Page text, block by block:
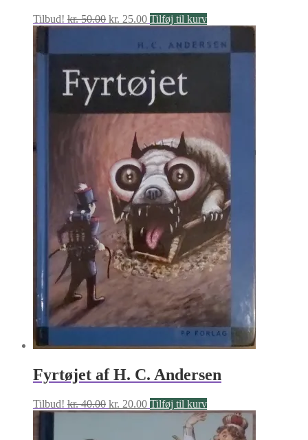
Tilbud! kr.50.00 Den
oprindelige
var:
kr. 25.00Den
aktuelle
pris
er:
kr. 25.00.
Tilføj til kurv
Fyrtøjet af H. C. Andersen
Tilbud! kr.40.00 Den
oprindelige
kr. 20.00Den
aktuelle
Tilføj til kurv